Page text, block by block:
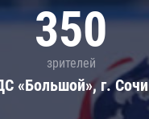
350
зрителей
«Большой», г. Сочи